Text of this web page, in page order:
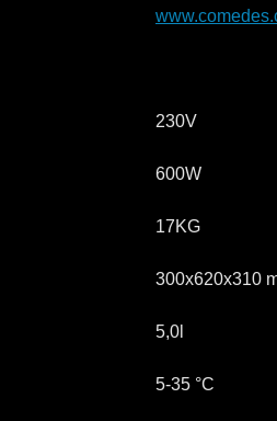
230V
600W
17KG
300x620x310
5,0l
5-35 °C